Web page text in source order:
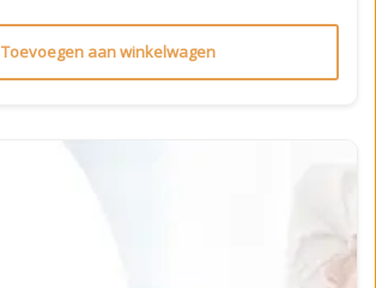
Toevoegen aan winkelwagen